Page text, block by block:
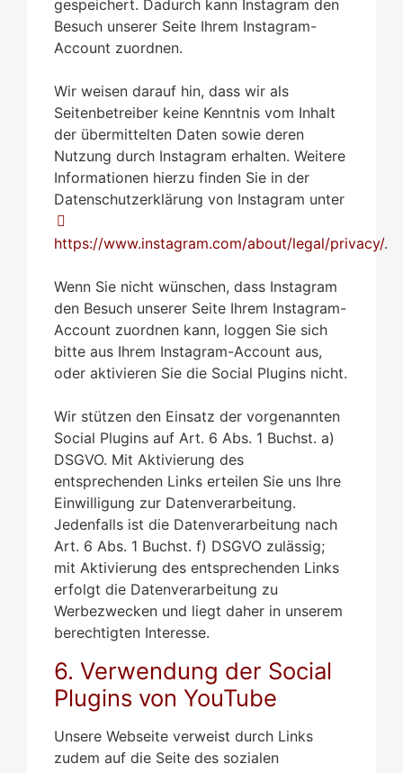
gespeichert. Dadurch kann Instagram den
Besuch unserer Seite Ihrem Instagram-
Account zuordnen.
Wir weisen darauf hin, dass wir als
Seitenbetreiber keine Kenntnis vom Inhalt
der übermittelten Daten sowie deren
Nutzung durch Instagram erhalten. Weitere
Informationen hierzu finden Sie in der
Datenschutzerklärung von Instagram unter
https://www.instagram.com/about/legal/privacy/.
Wenn Sie nicht wünschen, dass Instagram
den Besuch unserer Seite Ihrem Instagram-
Account zuordnen kann, loggen Sie sich
bitte aus Ihrem Instagram-Account aus,
oder aktivieren Sie die Social Plugins nicht.
Wir stützen den Einsatz der vorgenannten
Social Plugins auf Art. 6 Abs. 1 Buchst. a)
DSGVO. Mit Aktivierung des
entsprechenden Links erteilen Sie uns Ihre
Einwilligung zur Datenverarbeitung.
Jedenfalls ist die Datenverarbeitung nach
Art. 6 Abs. 1 Buchst. f) DSGVO zulässig;
mit Aktivierung des entsprechenden Links
erfolgt die Datenverarbeitung zu
Werbezwecken und liegt daher in unserem
berechtigten Interesse.
6. Verwendung der Social
Plugins von YouTube
Unsere Webseite verweist durch Links
zudem auf die Seite des sozialen